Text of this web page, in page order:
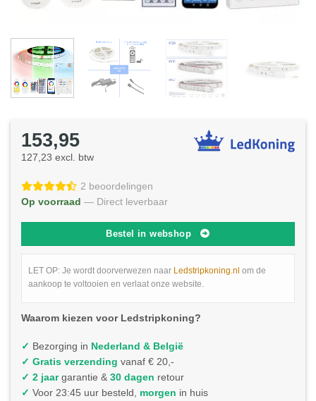
153,95
127,23 excl. btw
2 beoordelingen
Op voorraad — Direct leverbaar
Bestel in webshop
LET OP: Je wordt doorverwezen naar Ledstripkoning.nl om de
aankoop te voltooien en verlaat onze website.
Waarom kiezen voor Ledstripkoning?
✓ Bezorging in Nederland & België
✓ Gratis verzending vanaf € 20,-
✓ 2 jaargarantie & 30 dagen retour
✓ Voor 23:45 uur besteld, morgen in huis